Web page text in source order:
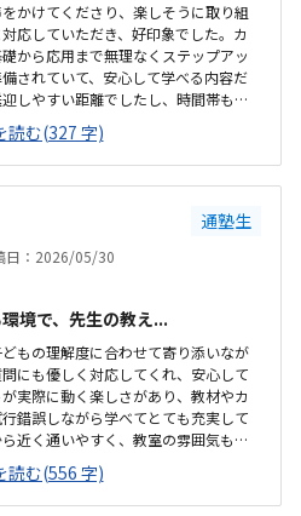
かけてくださり、楽しそうに取り組
応していただき、好印象でした。カ
から応用まで無理なくステップアッ
されていて、安心して学べる内容だ
しやすい距離でしたし、時間帯も無
けられそうです。教材がきちんと整
境だと感じました。教室全体の雰囲
ったです。ロボット教材や指導の質
ます。。内容に見合った価格だと感
た。
読む(327 字)
通塾生
日：2026/05/30
境で、先生の教え...
もの理解度に合わせて寄り添いなが
にも優しく対応してくれ、安心して
実際に動く楽しさがあり、教材やカ
錯誤しながら学べてとても充実して
近く通いやすく、教室の雰囲気も明
明るく学びやすい雰囲気でしたが、
、娘が和式トイレを使えないため設
安心して通えると感じました。料金
読む(556 字)